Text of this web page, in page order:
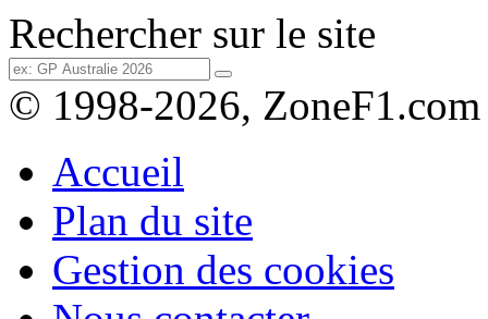
Rechercher sur le site
© 1998-2026, ZoneF1.com
Accueil
Plan du site
Gestion des cookies